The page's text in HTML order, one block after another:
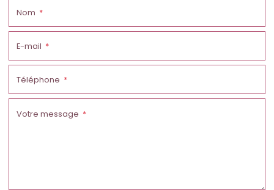
Nom
E-mail
Téléphone
Votre message